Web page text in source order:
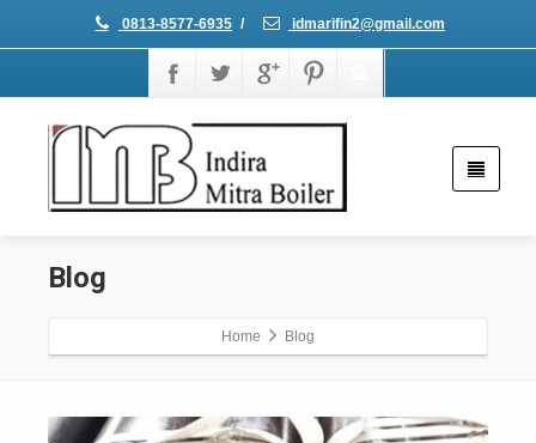
0813-8577-6935 / idmarifin2@gmail.com
Blog
Home Blog